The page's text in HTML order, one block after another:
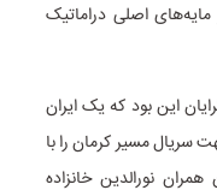
مایه‌های اصلی دراماتیک
این بود که یک ایران
سریال مسیر کرمان را با
نورالدین خانزاده